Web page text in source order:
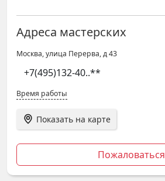
Адреса мастерских
Москва, улица Перерва, д 43
+7(495)132-40..**
Время работы
Показать на карте
Пожаловаться